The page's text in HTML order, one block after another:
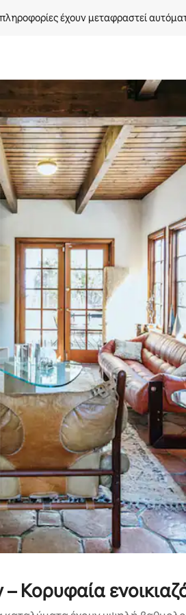
έχουν μεταφραστεί
στη σελίδα με τα κουμπιά
Κορυφαία